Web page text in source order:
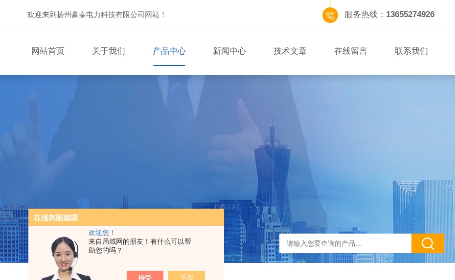
欢迎您！
来自局域网的朋友！有什么可以帮
助您的吗？
欢迎来到扬州豪泰电力科技有限公司网站！ 服务热线： 13655274926
网站首页 关于我们 产品中心 新闻中心 技术文章 在线留言 联系我们